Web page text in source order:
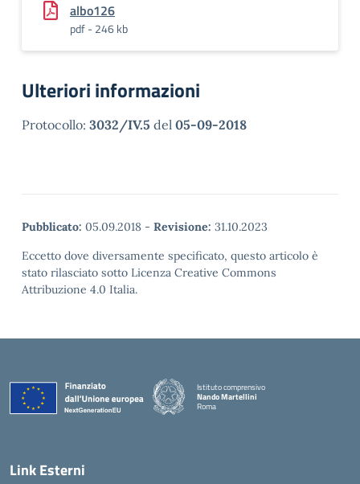
albo126
pdf - 246 kb
Ulteriori informazioni
Protocollo: 3032/IV.5 del 05-09-2018
Pubblicato: 05.09.2018 - Revisione: 31.10.2023
Eccetto dove diversamente specificato, questo articolo è
stato rilasciato sotto Licenza Creative Commons
Attribuzione 4.0 Italia.
Istituto comprensivo
Nando Martellini
Roma
Link Esterni